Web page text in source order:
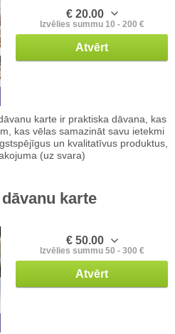
€ 20.00
Izvēlies summu 10 - 200 €
Atvērt
karte ir praktiska dāvana, kas
kas vēlas samazināt savu ietekmi
un kvalitatīvus produktus,
(uz svara)
karte
€ 50.00
Izvēlies summu 50 - 300 €
Atvērt